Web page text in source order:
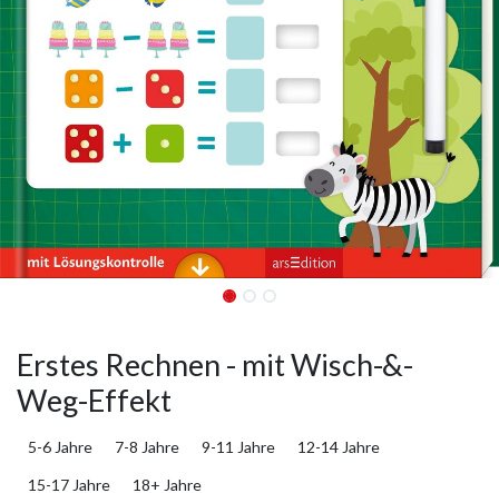
Erstes Rechnen - mit Wisch-&-
Weg-Effekt
5-6 Jahre 7-8 Jahre 9-11 Jahre
12-14 Jahre
15-17 Jahre
18+ Jahre